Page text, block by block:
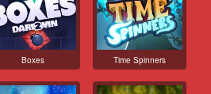
Boxes Time Spinners